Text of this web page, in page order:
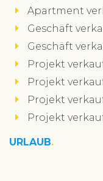
Apartment
Geschäft
Geschäft
Projekt
Projekt
Projekt
Projekt
URLAUB